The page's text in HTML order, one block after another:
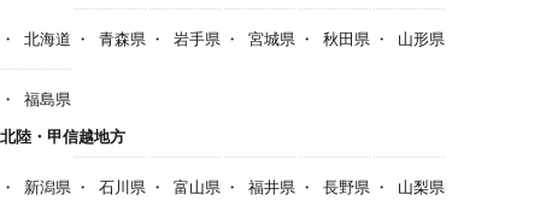
北海道 青森県 岩手県 宮城県 秋田県 山形県
福島県
北陸・甲信越地方
新潟県 石川県 富山県 福井県 長野県
山梨県